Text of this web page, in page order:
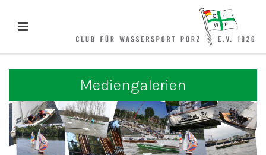
Mediengalerien